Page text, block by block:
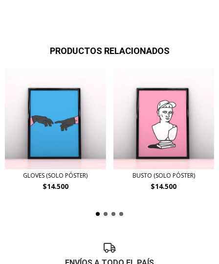
PRODUCTOS RELACIONADOS
GLOVES (SOLO PÓSTER)
$14.500
BUSTO (SOLO PÓSTER)
$14.500